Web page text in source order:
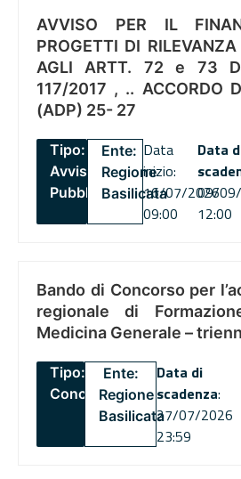
AVVISO PER IL
PROGETTI DI
AGLI ARTT. 72 e 73
117/2017 , .. ACCORDO
(ADP) 25- 27
Tipo:
Avviso
Pubblico
Ente:
Regione
Basilicata
Data
inizio:
16/07/2026
09:00
Data
09/
12:00
Bando di Concorso per
regionale di
Medicina Generale –
Tipo:
Concorsi
Ente:
Regione
Basilicata
Data di
scadenza:
27/07/2026
23:59